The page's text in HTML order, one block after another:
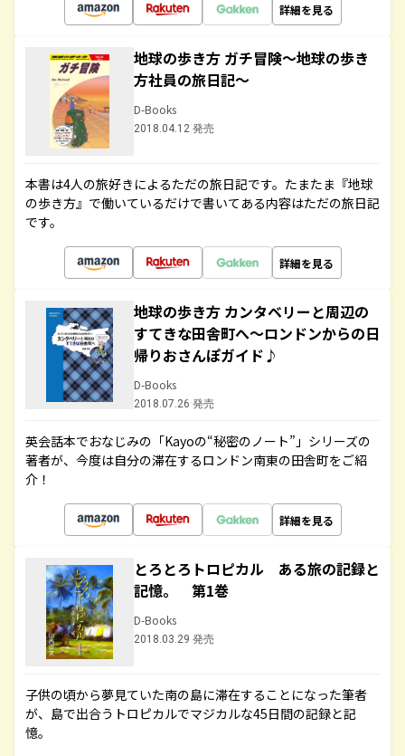
詳細を見る
地球の歩き方 ガチ冒険～地球の歩き
方社員の旅日記～
D-Books
2018.04.12 発売
本書は4人の旅好きによるただの旅日記です。たまたま『地球
の歩き方』で働いているだけで書いてある内容はただの旅日記
です。
詳細を見る
地球の歩き方 カンタベリーと周辺の
すてきな田舎町へ～ロンドンからの日
帰りおさんぽガイド♪
D-Books
2018.07.26 発売
英会話本でおなじみの「Kayoの“秘密のノート”」シリーズの
著者が、今度は自分の滞在するロンドン南東の田舎町をご紹
介！
詳細を見る
とろとろトロピカル ある旅の記録と
記憶。 第1巻
D-Books
2018.03.29 発売
子供の頃から夢見ていた南の島に滞在することになった筆者
が、島で出合うトロピカルでマジカルな45日間の記録と記
憶。